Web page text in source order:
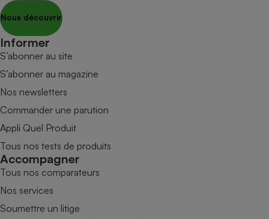
Nous découvrir
Informer
S’abonner au site
S’abonner au magazine
Nos newsletters
Commander une parution
Appli Quel Produit
Tous nos tests de produits
Accompagner
Tous nos comparateurs
Nos services
Soumettre un litige